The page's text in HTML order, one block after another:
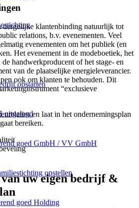
opstarten
uitgelegd
goed GmbH / VV GmbH
opstellen
goed Holding
dergelijke klantenbinding natuurlijk tot
relations, b.v. evenementen. Veel
evenementen om het publiek (en
Het evenement in de modeboetiek, het
handwerkproducent of het stage- en
van de plaatselijke energieleverancier.
ook om klanten te behouden. Dit
“exclusieve
en laat in het ondernemingsplan
bereiken.
uw eigen bedrijf &